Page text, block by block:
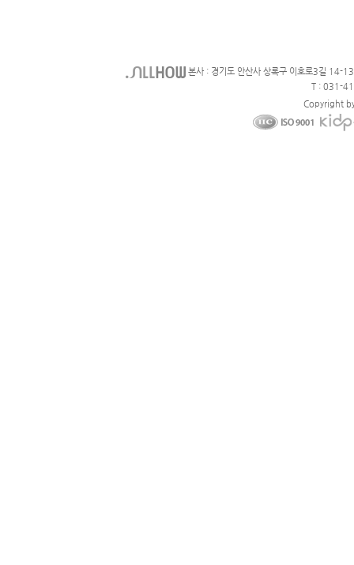
본사 : 경기도 안산사 상록구 이호로3길 14-
T : 031-
Copyright